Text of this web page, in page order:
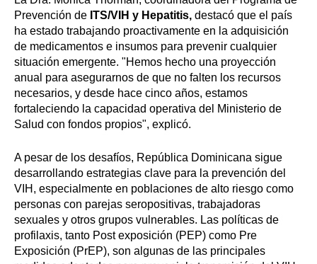
Prevención de ITS/VIH y Hepatitis, destacó que el país
ha estado trabajando proactivamente en la adquisición
de medicamentos e insumos para prevenir cualquier
situación emergente. "Hemos hecho una proyección
anual para asegurarnos de que no falten los recursos
necesarios, y desde hace cinco años, estamos
fortaleciendo la capacidad operativa del Ministerio de
Salud con fondos propios", explicó.
A pesar de los desafíos, República Dominicana sigue
desarrollando estrategias clave para la prevención del
VIH, especialmente en poblaciones de alto riesgo como
personas con parejas seropositivas, trabajadoras
sexuales y otros grupos vulnerables. Las políticas de
profilaxis, tanto Post exposición (PEP) como Pre
Exposición (PrEP), son algunas de las principales